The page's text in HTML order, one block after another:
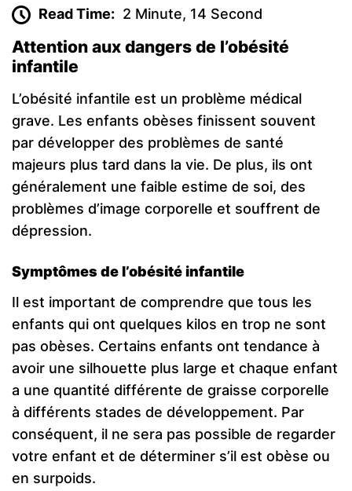
Read Time: 2 Minute, 14 Second
Attention aux dangers de l’obésité
infantile
L’obésité infantile est un problème médical
grave. Les enfants obèses finissent souvent
par développer des problèmes de santé
majeurs plus tard dans la vie. De plus, ils ont
généralement une faible estime de soi, des
problèmes d’image corporelle et souffrent de
dépression.
Symptômes de l’obésité infantile
Il est important de comprendre que tous les
enfants qui ont quelques kilos en trop ne sont
pas obèses. Certains enfants ont tendance à
avoir une silhouette plus large et chaque enfant
a une quantité différente de graisse corporelle
à différents stades de développement. Par
conséquent, il ne sera pas possible de regarder
votre enfant et de déterminer s’il est obèse ou
en surpoids.